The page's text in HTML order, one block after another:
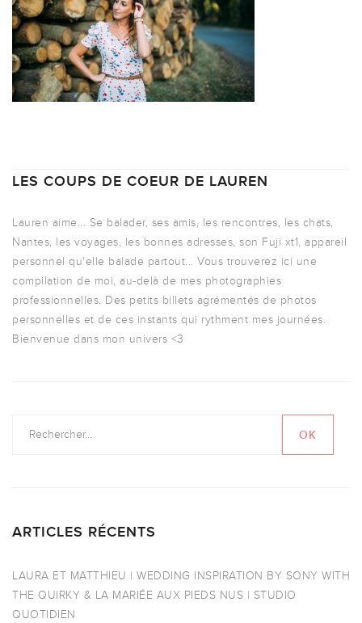
LES COUPS DE COEUR DE LAUREN
Lauren aime... Se balader, ses amis, les rencontres, les chats,
Nantes, les voyages, les bonnes adresses, son Fuji xt1, appareil
personnel qu'elle balade partout... Vous trouverez ici une
compilation de moi, au-delà de mes photographies
professionnelles. Des petits billets agrémentés de photos
personnelles et de ces instants qui rythment mes journées.
Bienvenue dans mon univers <3
ARTICLES RÉCENTS
LAURA ET MATTHIEU | WEDDING INSPIRATION BY SONY WITH
THE QUIRKY & LA MARIÉE AUX PIEDS NUS | STUDIO
QUOTIDIEN